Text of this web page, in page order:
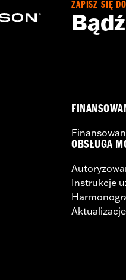
ZAPISZ SIĘ
OBSŁUGA
Instrukcje